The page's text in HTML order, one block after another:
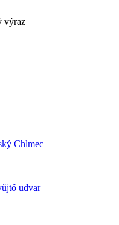
výraz
Chlmec
udvar